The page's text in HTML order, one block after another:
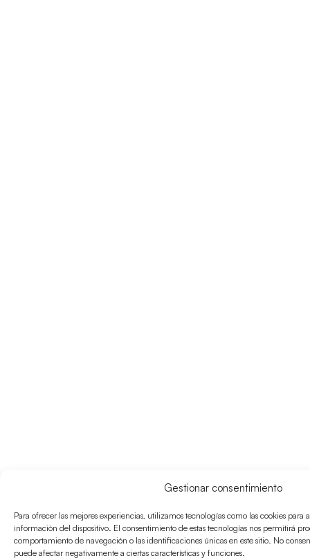
Gestionar consentimiento
Para ofrecer las mejores experiencias, utilizamos tecnologías como las cookies para
información del dispositivo. El consentimiento de estas tecnologías nos permitirá
comportamiento de navegación o las identificaciones únicas en este sitio. No
puede afectar negativamente a ciertas características y funciones.